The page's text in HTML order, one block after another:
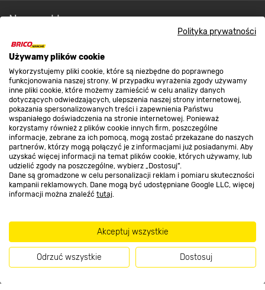
Polityka prywatności
Używamy plików cookie
Wykorzystujemy pliki cookie, które są niezbędne do poprawnego
funkcjonowania naszej strony. W przypadku wyrażenia zgody używamy
inne pliki cookie, które możemy zamieścić w celu analizy danych
dotyczących odwiedzających, ulepszenia naszej strony internetowej,
pokazania spersonalizowanych treści i zapewnienia Państwu
wspaniałego doświadczenia na stronie internetowej. Ponieważ
korzystamy również z plików cookie innych firm, poszczególne
informacje, zebrane za ich pomocą, mogą zostać przekazane do naszych
partnerów, którzy mogą połączyć je z informacjami już posiadanymi. Aby
uzyskać więcej informacji na temat plików cookie, których używamy, lub
udzielić zgody na poszczególne, wybierz „Dostosuj”.
Dane są gromadzone w celu personalizacji reklam i pomiaru skuteczności
kampanii reklamowych. Dane mogą być udostępniane Google LLC, więcej
informacji można znaleźć tutaj.
Akceptuj wszystkie
Odrzuć wszystkie Dostosuj
Nasze sklepy
O nas
Kontakt do sklepu
Strefa biznesu
Dołącz do nas
Metody płatności